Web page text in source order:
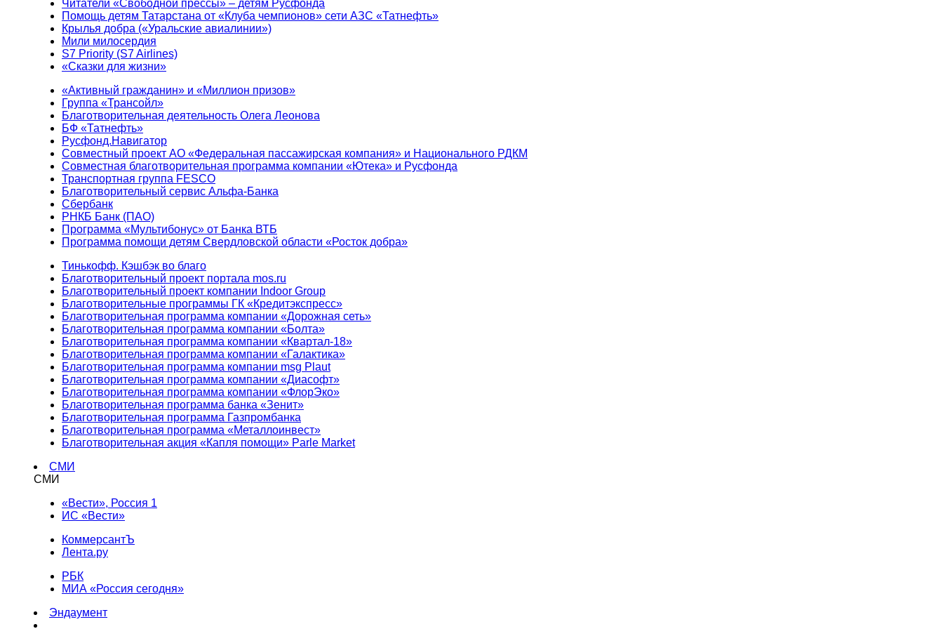
Читатели «Свободной прессы» – детям Русфонда
Помощь детям Татарстана от «Клуба чемпионов» сети АЗС «Татнефть»
Крылья добра («Уральские авиалинии»)
Мили милосердия
S7 Priority (S7 Airlines)
«Сказки для жизни»
«Активный гражданин» и «Миллион призов»
Группа «Трансойл»
Благотворительная деятельность Олега Леонова
БФ «Татнефть»
Русфонд.Навигатор
Совместный проект АО «Федеральная пассажирская компания» и Национального РДКМ
Совместная благотворительная программа компании «Ютека» и Русфонда
Транспортная группа FESCO
Благотворительный сервис Альфа-Банка
Сбербанк
РНКБ Банк (ПАО)
Программа «Мультибонус» от Банка ВТБ
Программа помощи детям Свердловской области «Росток добра»
Тинькофф. Кэшбэк во благо
Благотворительный проект портала mos.ru
Благотворительный проект компании Indoor Group
Благотворительные программы ГК «Кредитэкспресс»
Благотворительная программа компании «Дорожная сеть»
Благотворительная программа компании «Болта»
Благотворительная программа компании «Квартал-18»
Благотворительная программа компании «Галактика»
Благотворительная программа компании msg Plaut
Благотворительная программа компании «Диасофт»
Благотворительная программа компании «ФлорЭко»
Благотворительная программа банка «Зенит»
Благотворительная программа Газпромбанка
Благотворительная программа «Металлоинвест»
Благотворительная акция «Капля помощи» Parle Market
СМИ
СМИ
«Вести», Россия 1
ИС «Вести»
КоммерсантЪ
Лента.ру
РБК
МИА «Россия сегодня»
Эндаумент